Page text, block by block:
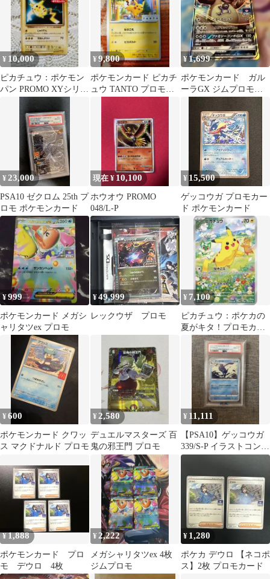
¥ 10,000
ピカチュウ：ポケモン
パン PROMO XYシリー
ズプロモーションカー
ド PRO…
¥9,800
ポケモンカード ピカチ
ュウ TANTO プロモ
¥1,699
ポケモンカード ガル
ーラGX ジムプロモ
¥ 23,000
PSA10 ゼクロム 25th プ
ロモ ポケモンカード
現在 ¥ 10,100
ホウオウ PROMO
048/L-P
¥ 15,500
ゲッコウガ プロモカー
ド ポケモンカード
¥999
ポケモンカード メガシ
ャリタツex プロモ
¥49,999
レックウザ プロモ
¥ 7,100
ピカチュウ：ポケカの
夏がキタ！プロモカー
ドGetキャンペーン！
PROMO S…
¥600
ポケモンカード クワッ
ス マクドナルド プロモ
¥2,580
デュエルマスターズ 百
鬼の邪王門 プロモ
¥ 11,111
【PSA10】ゲッコウガ
339/S-P イラストコンテ
ストプロモ
¥1,888
ポケモンカード プロ
モ デウロ 4枚
¥ 2,222
メガシャリタツex 4枚
ジムプロモ
¥ 1,280
ポケカ デウロ 【ネコポ
ス】2枚 プロモカード